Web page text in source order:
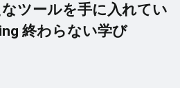
ツールを手に入れてい
終わらない学び